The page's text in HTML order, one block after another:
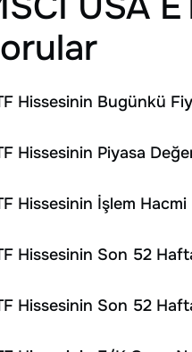
Hissesinin Bugünkü
Hissesinin Piyasa
Hissesinin İşlem Hacmi
Hissesinin Son 52
Hissesinin Son 52